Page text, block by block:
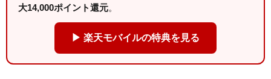
大14,000ポイント還元。
▶ 楽天モバイルの特典を見る